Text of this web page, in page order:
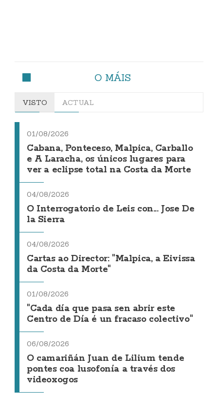
O MÁIS
VISTO ACTUAL
01/08/2026
Cabana, Ponteceso, Malpica, Carballo
e A Laracha, os únicos lugares para
ver a eclipse total na Costa da Morte
04/08/2026
O Interrogatorio de Leis con... Jose De
la Sierra
04/08/2026
Cartas ao Director: "Malpica, a Eivissa
da Costa da Morte"
01/08/2026
"Cada día que pasa sen abrir este
Centro de Día é un fracaso colectivo"
06/08/2026
O camariñán Juan de Lilium tende
pontes coa lusofonía a través dos
videoxogos